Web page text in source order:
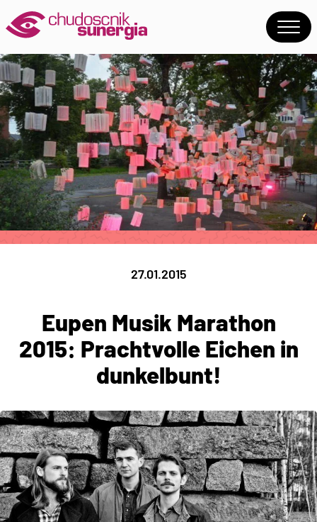
27.01.2015
Eupen Musik Marathon
2015: Prachtvolle Eichen in
dunkelbunt!